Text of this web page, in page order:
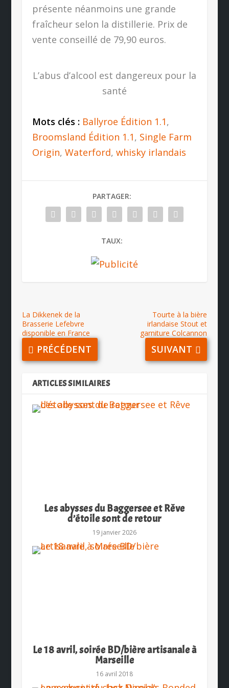
présente néanmoins une grande
fraîcheur selon la distillerie. Prix de
vente conseillé de 79,90 euros.
L’abus d’alcool est dangereux pour la
santé
Mots clés : Ballyroe Édition 1.1,
Broomsland Édition 1.1, Single Farm
Origin, Waterford, whisky irlandais
PARTAGER:
TAUX:
La Dikkenek de la
Brasserie Lefebvre
disponible en France
PRÉCÉDENT
Tourte à la bière
irlandaise Stout et
garniture Colcannon
SUIVANT
ARTICLES SIMILAIRES
Les abysses du Baggersee et Rêve
d’étoile sont de retour
19 janvier 2026
Le 18 avril, soirée BD/bière artisanale à
Marseille
16 avril 2018